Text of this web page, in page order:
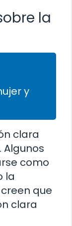
la
y
clara
como
la
que
clara